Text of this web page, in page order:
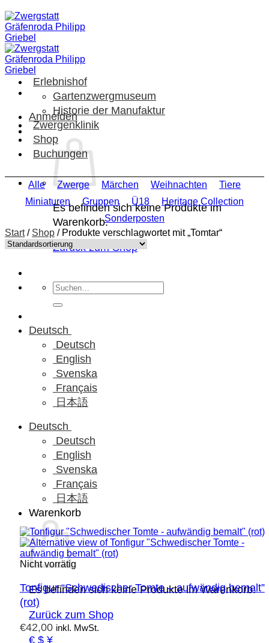
Zum
Inhalt
springen
Anmelden
Es befinden sich keine Produkte im
Warenkorb.
Zurück zum Shop
Suchen
nach:
Deutsch
Deutsch
English
Svenska
Français
日本語
Deutsch
Deutsch
English
Svenska
Français
日本語
Warenkorb
Es befinden sich keine Produkte im Warenkorb.
Zurück zum Shop
€ $ ¥
Erlebnishof
Gartenzwergmuseum
Historie der Manufaktur
Zwergenklinik
Shop
Buchungen
Alle Zwerge Märchen Weihnachten
Tiere
Miniaturen
Gruppen Ü18
Heritage Collection
Sonderposten
Start / Shop /Produkte verschlagwortet mit „Tomtar“
Nicht vorrätig
Tonfigur “Schwedischer Tomte – aufwändig bemalt”
(rot)
€42,00 inkl. MwSt.